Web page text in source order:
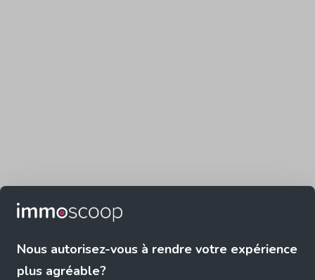
Nous autorisez-vous à rendre votre expérience
plus agréable?